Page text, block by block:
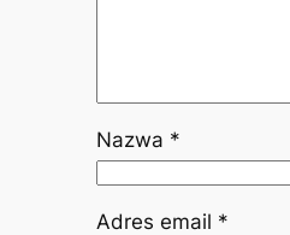
Nazwa *
Adres email *